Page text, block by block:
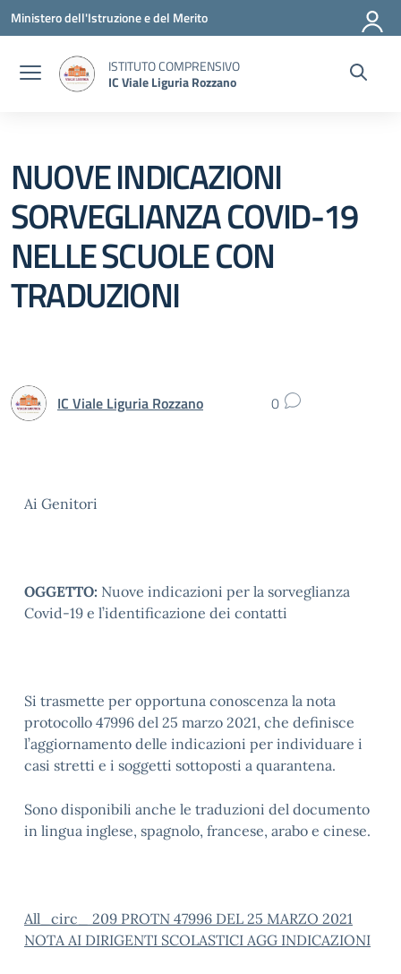
Vai ai contenuti
Vai al menu di navigazione
Vai al footer
Ministero dell'Istruzione e del Merito
ISTITUTO COMPRENSIVO
IC Viale Liguria Rozzano
NUOVE INDICAZIONI
SORVEGLIANZA COVID-19
NELLE SCUOLE CON
TRADUZIONI
IC Viale Liguria Rozzano 0
Ai Genitori
OGGETTO: Nuove indicazioni per la sorveglianza
Covid-19 e l’identificazione dei contatti
Si trasmette per opportuna conoscenza la nota
protocollo 47996 del 25 marzo 2021, che definisce
l’aggiornamento delle indicazioni per individuare i
casi stretti e i soggetti sottoposti a quarantena.
Sono disponibili anche le traduzioni del documento
in lingua inglese, spagnolo, francese, arabo e cinese.
All_circ_ 209 PROTN 47996 DEL 25 MARZO 2021
NOTA AI DIRIGENTI SCOLASTICI AGG INDICAZIONI